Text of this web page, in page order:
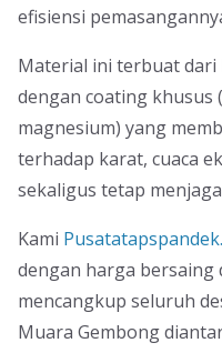
efisiensi
Material ini terbuat
dengan coating khusus
magnesium) yang
terhadap karat, cuaca
sekaligus tetap
Kami
dengan harga
mencangkup seluruh
Muara Gembong